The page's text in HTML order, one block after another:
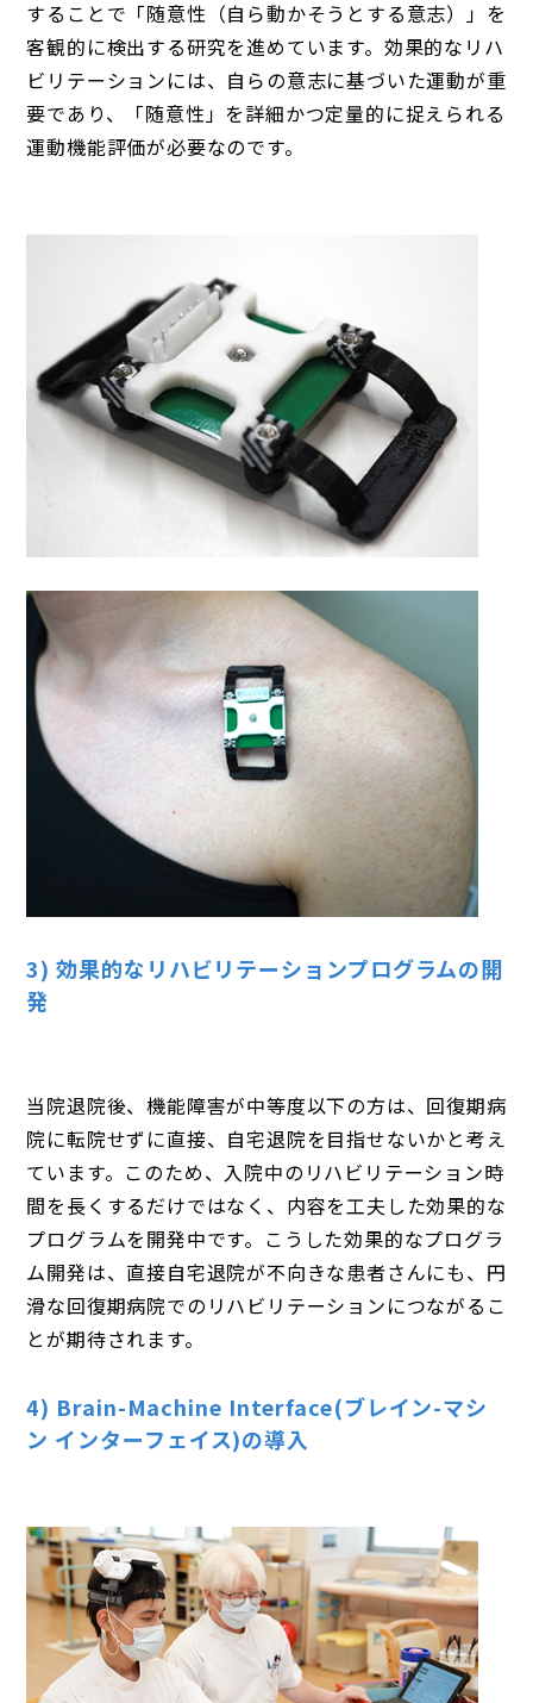
することで「随意性（自ら動かそうとする意志）」を
客観的に検出する研究を進めています。効果的なリハ
ビリテーションには、自らの意志に基づいた運動が重
要であり、「随意性」を詳細かつ定量的に捉えられる
運動機能評価が必要なのです。
3) 効果的なリハビリテーションプログラムの開
発
当院退院後、機能障害が中等度以下の方は、回復期病
院に転院せずに直接、自宅退院を目指せないかと考え
ています。このため、入院中のリハビリテーション時
間を長くするだけではなく、内容を工夫した効果的な
プログラムを開発中です。こうした効果的なプログラ
ム開発は、直接自宅退院が不向きな患者さんにも、円
滑な回復期病院でのリハビリテーションにつながるこ
とが期待されます。
4) Brain-Machine Interface(ブレイン-マシ
ン インターフェイス)の導入